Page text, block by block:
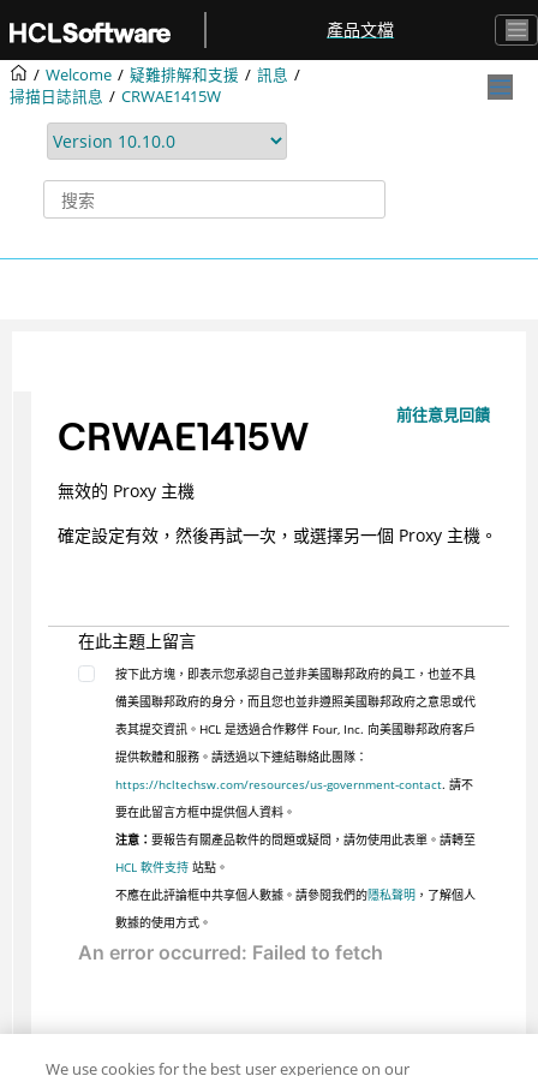
產品文檔
Welcome 疑難排解和支援
訊息
掃描日誌訊息
CRWAE1415W
前往意見回饋
CRWAE1415W
無效的 Proxy 主機
確定設定有效，然後再試一次，或選擇另一個 Proxy 主機。
在此主題上留言
按下此方塊，即表示您承認自己並非美國聯邦政府的員工，也並不具
備美國聯邦政府的身分，而且您也並非遵照美國聯邦政府之意思或代
表其提交資訊。HCL 是透過合作夥伴 Four, Inc. 向美國聯邦政府客戶
提供軟體和服務。請透過以下連結聯絡此團隊：
https://hcltechsw.com/resources/us-government-contact. 請不
要在此留言方框中提供個人資料。
注意： 要報告有關產品軟件的問題或疑問，請勿使用此表單。請轉至
HCL 軟件支持站點。
不應在此評論框中共享個人數據。請參閱我們的隱私聲明 ，了解個人
數據的使用方式。
We use cookies for the best user experience on our